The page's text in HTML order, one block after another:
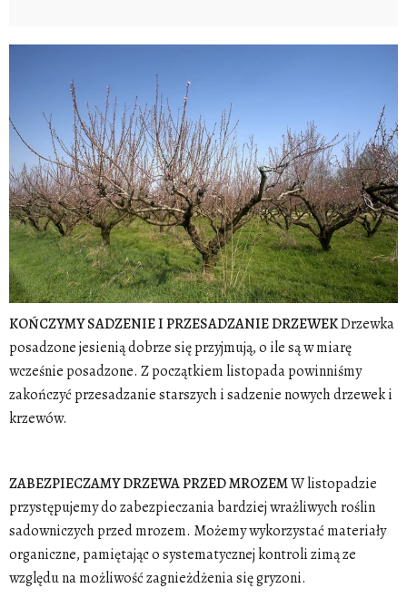
KOŃCZYMY SADZENIE I PRZESADZANIE DRZEWEKDrzewka
posadzone jesienią dobrze się przyjmują, o ile są w miarę
wcześnie posadzone. Z początkiem listopada powinniśmy
zakończyć przesadzanie starszych i sadzenie nowych drzewek i
krzewów.
ZABEZPIECZAMY DRZEWA PRZED MROZEMW listopadzie
przystępujemy do zabezpieczania bardziej wrażliwych roślin
sadowniczych przed mrozem. Możemy wykorzystać materiały
organiczne, pamiętając o systematycznej kontroli zimą ze
względu na możliwość zagnieżdżenia się gryzoni.